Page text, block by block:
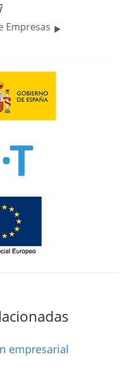
Empresas ‣
empresarial